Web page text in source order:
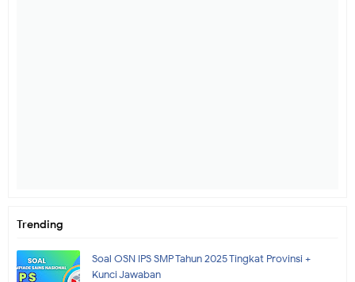
Trending
Soal OSN IPS SMP Tahun 2025 Tingkat Provinsi +
Kunci Jawaban